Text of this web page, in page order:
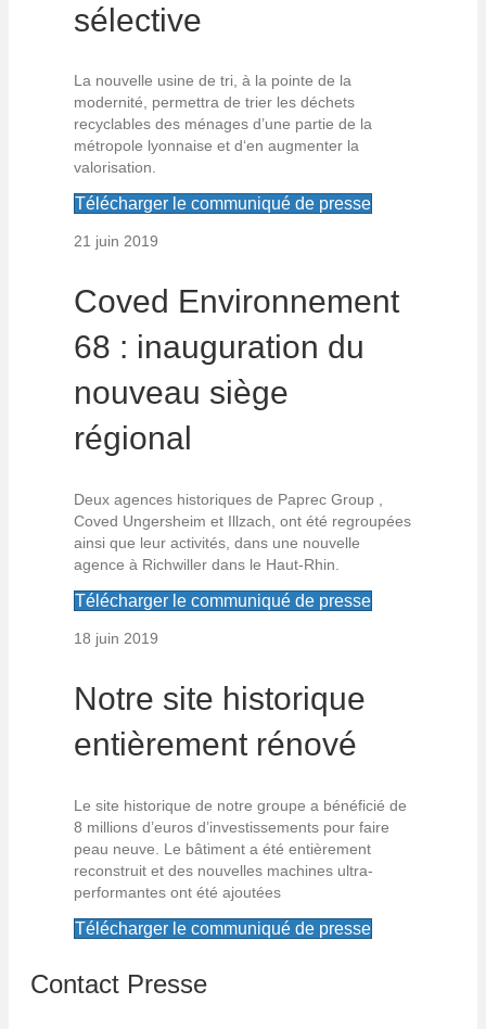
sélective
La nouvelle usine de tri, à la pointe de la
modernité, permettra de trier les déchets
recyclables des ménages d’une partie de la
métropole lyonnaise et d‘en augmenter la
valorisation.
Télécharger le communiqué de presse
21 juin 2019
Coved Environnement
68 : inauguration du
nouveau siège
régional
Deux agences historiques de Paprec Group ,
Coved Ungersheim et Illzach, ont été regroupées
ainsi que leur activités, dans une nouvelle
agence à Richwiller dans le Haut-Rhin.
Télécharger le communiqué de presse
18 juin 2019
Notre site historique
entièrement rénové
Le site historique de notre groupe a bénéficié de
8 millions d’euros d’investissements pour faire
peau neuve. Le bâtiment a été entièrement
reconstruit et des nouvelles machines ultra-
performantes ont été ajoutées
Télécharger le communiqué de presse
Contact Presse